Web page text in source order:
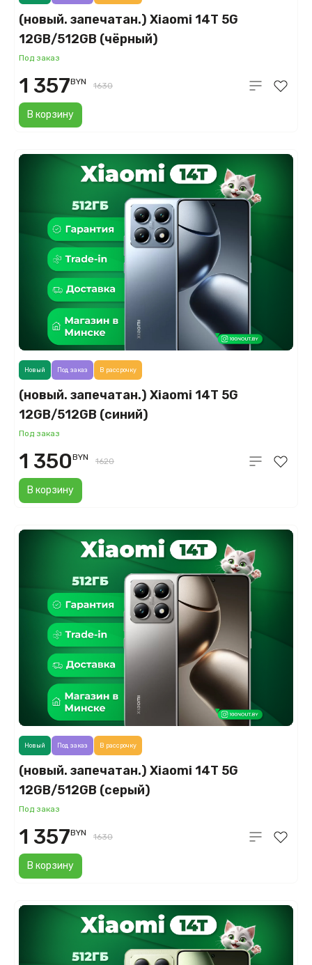
(новый. запечатан.) Xiaomi 14T 5G
12GB/512GB (чёрный)
Под заказ
В корзину
1 357BYN 1630
(новый. запечатан.) Xiaomi 14T 5G
12GB/512GB (синий)
Под заказ
В корзину
Новый Под заказ В рассрочку
1 350BYN 1620
(новый. запечатан.) Xiaomi 14T 5G
12GB/512GB (серый)
Под заказ
В корзину
Новый Под заказ В рассрочку
1 357BYN 1630